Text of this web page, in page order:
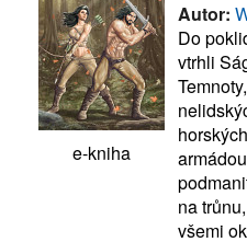
e-kniha
Autor:
Do
vtrhli
na
všemi